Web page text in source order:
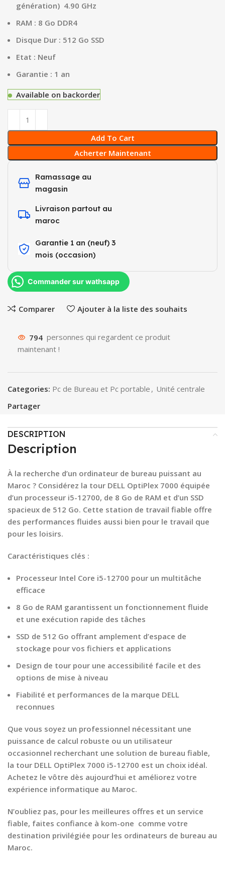
génération) 4.90 GHz
RAM : 8 Go DDR4
Disque Dur : 512 Go SSD
Etat : Neuf
Garantie : 1 an
Available on backorder
Add To Cart
Acherter Maintenant
Ramassage au
magasin
Livraison partout au
maroc
Garantie 1 an (neuf) 3
mois (occasion)​
Commander sur wathsapp
Comparer Ajouter à la liste des souhaits
794 personnes qui regardent ce produit
maintenant !
Categories: Pc de Bureau et Pc portable , Unité centrale
Partager
DESCRIPTION
Description
À la recherche d’un ordinateur de bureau puissant au
Maroc ? Considérez la tour DELL OptiPlex 7000 équipée
d’un processeur i5-12700, de 8 Go de RAM et d’un SSD
spacieux de 512 Go. Cette station de travail fiable offre
des performances fluides aussi bien pour le travail que
pour les loisirs.
Caractéristiques clés :
Processeur Intel Core i5-12700 pour un multitâche
efficace
8 Go de RAM garantissent un fonctionnement fluide
et une exécution rapide des tâches
SSD de 512 Go offrant amplement d’espace de
stockage pour vos fichiers et applications
Design de tour pour une accessibilité facile et des
options de mise à niveau
Fiabilité et performances de la marque DELL
reconnues
Que vous soyez un professionnel nécessitant une
puissance de calcul robuste ou un utilisateur
occasionnel recherchant une solution de bureau fiable,
la tour DELL OptiPlex 7000 i5-12700 est un choix idéal.
Achetez le vôtre dès aujourd’hui et améliorez votre
expérience informatique au Maroc.
N’oubliez pas, pour les meilleures offres et un service
fiable, faites confiance à kom-one comme votre
destination privilégiée pour les ordinateurs de bureau au
Maroc.